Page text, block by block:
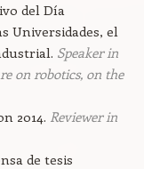
del Día
Universidades, el
Speaker in
on robotics, on the
2014. Reviewer in
de tesis